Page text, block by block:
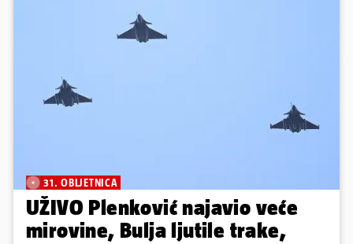
31. OBLJETNICA
UŽIVO Plenković najavio veće
mirovine, Bulja ljutile trake,